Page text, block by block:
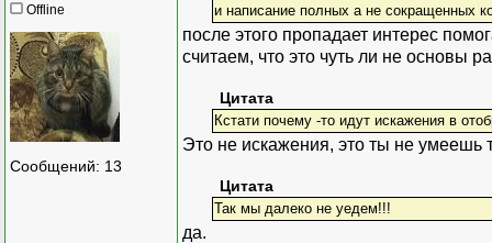
Offline
Сообщений: 13
и написание полных а не сокращенных
после этого пропадает интерес
считаем, что это чуть ли не основы
Цитата
Кстати почему -то идут искажения в
Это не искажения, это ты не умеешь
Цитата
Так мы далеко не уедем!!!
да.